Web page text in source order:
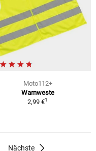
Moto112+
Warnweste
2,99 €1
Nächste